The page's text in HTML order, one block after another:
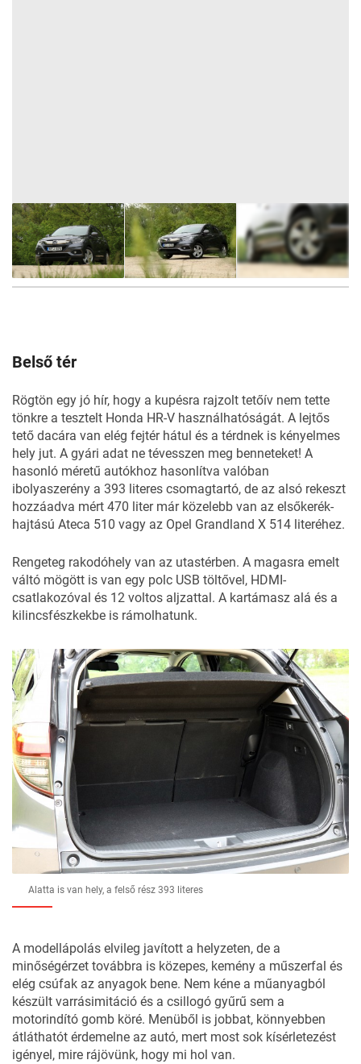
Belső tér
Rögtön egy jó hír, hogy a kupésra rajzolt tetőív nem tette
tönkre a tesztelt Honda HR-V használhatóságát. A lejtős
tető dacára van elég fejtér hátul és a térdnek is kényelmes
hely jut. A gyári adat ne tévesszen meg benneteket! A
hasonló méretű autókhoz hasonlítva valóban
ibolyaszerény a 393 literes csomagtartó, de az alsó rekeszt
hozzáadva mért 470 liter már közelebb van az elsőkerék-
hajtású Ateca 510 vagy az Opel Grandland X 514 literéhez.
Rengeteg rakodóhely van az utastérben. A magasra emelt
váltó mögött is van egy polc USB töltővel, HDMI-
csatlakozóval és 12 voltos aljzattal. A kartámasz alá és a
kilincsfészkekbe is rámolhatunk.
Alatta is van hely, a felső rész 393 literes
A modellápolás elvileg javított a helyzeten, de a
minőségérzet továbbra is közepes, kemény a műszerfal és
elég csúfak az anyagok bene. Nem kéne a műanyagból
készült varrásimitáció és a csillogó gyűrű sem a
motorindító gomb köré. Menüből is jobbat, könnyebben
átláthatót érdemelne az autó, mert most sok kísérletezést
igényel, mire rájövünk, hogy mi hol van.